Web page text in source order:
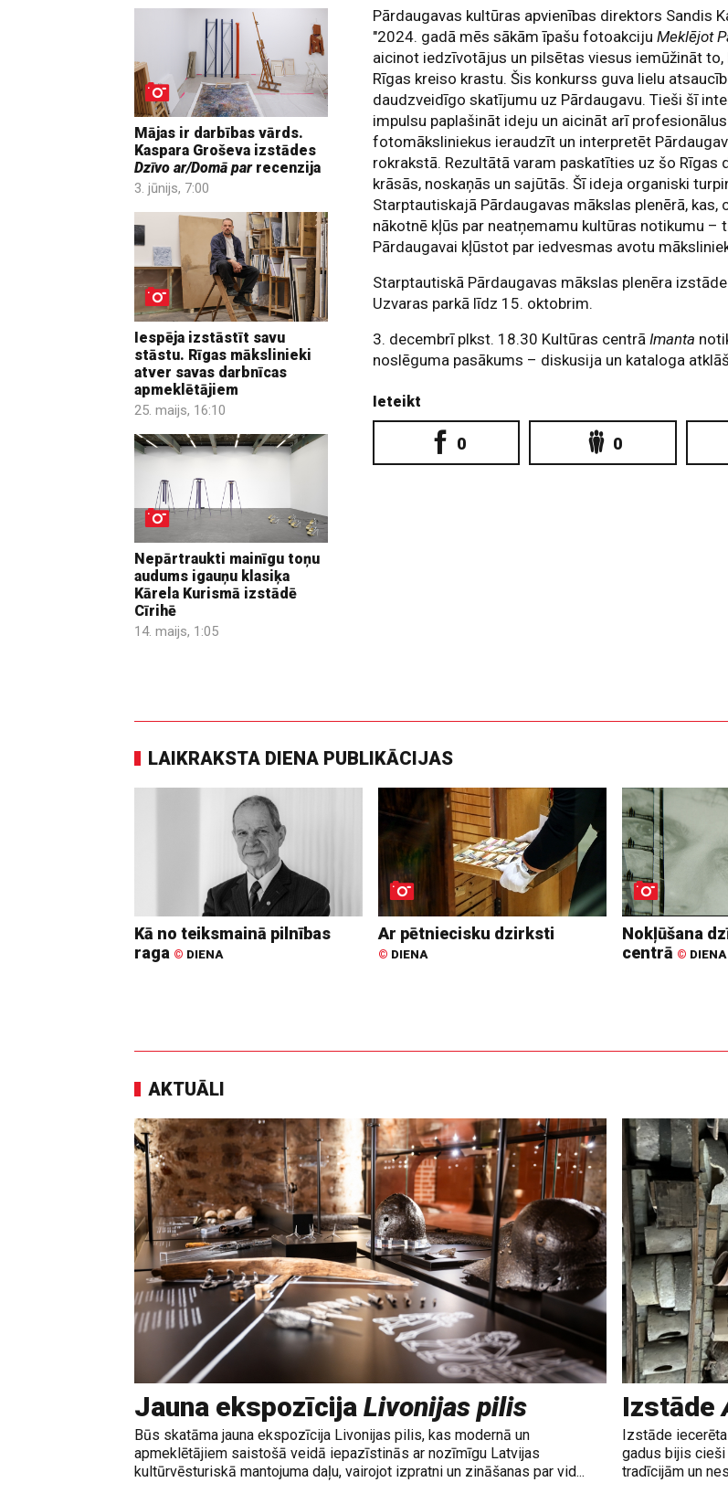
Mājas ir darbības vārds.
Kaspara Groševa izstādes
Dzīvo ar/Domā parrecenzija
3. jūnijs, 7:00
Iespēja izstāstīt savu
stāstu. Rīgas mākslinieki
atver savas darbnīcas
apmeklētājiem
25. maijs, 16:10
Nepārtraukti mainīgu toņu
audums igauņu klasiķa
Kārela Kurismā izstādē
Cīrihē
14. maijs, 1:05
Pārdaugavas kultūras apvienības direktors Sandis
"2024. gadā mēs sākām īpašu fotoakcijuMeklējot
aicinot iedzīvotājus un pilsētas viesus iemūžināt to,
Rīgas kreiso krastu. Šis konkurss guva lielu
daudzveidīgo skatījumu uz Pārdaugavu. Tieši šī
impulsu paplašināt ideju un aicināt arī profesionālus
fotomāksliniekus ieraudzīt un interpretēt
rokrakstā. Rezultātā varam paskatīties uz šo Rīgas
krāsās, noskaņās un sajūtās. Šī ideja organiski
Starptautiskajā Pārdaugavas mākslas plenērā, kas,
nākotnē kļūs par neatņemamu kultūras notikumu –
Pārdaugavai kļūstot par iedvesmas avotu
Starptautiskā Pārdaugavas mākslas plenēra
Uzvaras parkā līdz 15. oktobrim.
3. decembrī plkst. 18.30 Kultūras centrāImanta
noslēguma pasākums – diskusija un kataloga
Ieteikt
0 0
LAIKRAKSTA DIENA PUBLIKĀCIJAS
Kā no teiksmainā pilnības
raga © DIENA
Ar pētniecisku dzirksti
© DIENA
Nokļūšana
centrā © DIENA
AKTUĀLI
Jauna ekspozīcija Livonijas pilis
Būs skatāma jauna ekspozīcija Livonijas pilis, kas modernā un
apmeklētājiem saistošā veidā iepazīstinās ar nozīmīgu Latvijas
kultūrvēsturiskā mantojuma daļu, vairojot izpratni un zināšanas par vid...
Izstāde
Izstāde
gadus bijis
tradīcijām un